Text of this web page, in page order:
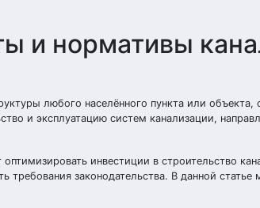
и нормативы
любого населённого пункта или объекта,
и эксплуатацию систем канализации,
инвестиции в строительство
требования законодательства. В данной